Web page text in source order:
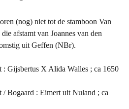
(nog) niet tot de stamboon Van
afstamt van Joannes van den
uit Geffen (NBr).
: Gijsbertus X Alida Walles ; ca 1650
/ Bogaard : Eimert uit Nuland ; ca